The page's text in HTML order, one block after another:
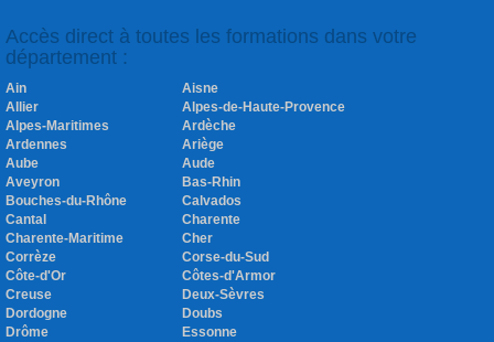
Accès direct à toutes les formations dans votre
département :
Ain
Aisne
Allier
Alpes-de-Haute-Provence
Alpes-Maritimes
Ardèche
Ardennes
Ariège
Aube
Aude
Aveyron
Bas-Rhin
Bouches-du-Rhône
Calvados
Cantal
Charente
Charente-Maritime
Cher
Corrèze
Corse-du-Sud
Côte-d'Or
Côtes-d'Armor
Creuse
Deux-Sèvres
Dordogne
Doubs
Drôme
Essonne